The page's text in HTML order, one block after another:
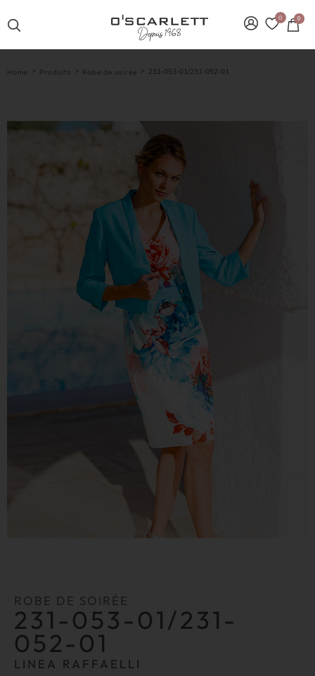
0 0
Home > Produits > Robe de soirée > 231-053-01/231-052-01
ROBE DE SOIRÉE
231-053-01/231-
052-01
LINEA RAFFAELLI